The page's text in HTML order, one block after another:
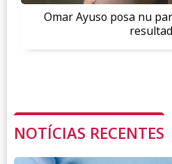
Omar Ayuso posa nu
NOTÍCIAS RECENTES